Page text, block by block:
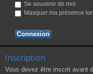
Se souvenir de moi
Masquer ma présence
Inscription
Vous devez être inscrit avant